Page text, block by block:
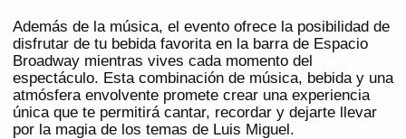
Además de la música, el evento ofrece la posibilidad de
disfrutar de tu bebida favorita en la barra de Espacio
Broadway mientras vives cada momento del
espectáculo. Esta combinación de música, bebida y una
atmósfera envolvente promete crear una experiencia
única que te permitirá cantar, recordar y dejarte llevar
por la magia de los temas de Luis Miguel.